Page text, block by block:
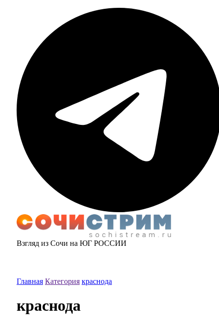
Взгляд из Сочи на ЮГ РОССИИ
Главная Категория краснода
краснода